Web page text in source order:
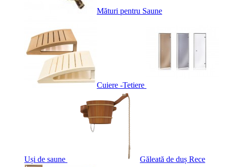
Mături pentru Saune
Cuiere -Tetiere
Uși de saune Găleată de duș Rece